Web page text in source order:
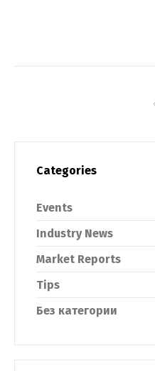
Categories
Events
Industry News
Market Reports
Tips
Без категории